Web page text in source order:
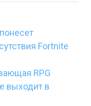
Fortnite
RPG
выходит в